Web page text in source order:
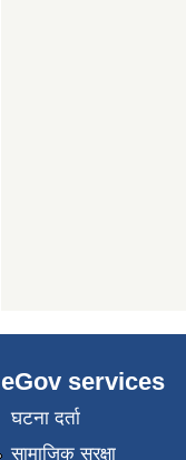
eGov services
घटना दर्ता
सामाजिक सुरक्षा